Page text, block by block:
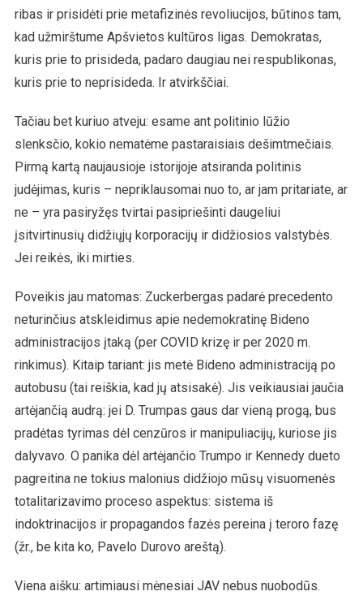
ribas ir prisidėti prie metafizinės revoliucijos, būtinos tam,
kad užmirštume Apšvietos kultūros ligas. Demokratas,
kuris prie to prisideda, padaro daugiau nei respublikonas,
kuris prie to neprisideda. Ir atvirkščiai.
Tačiau bet kuriuo atveju: esame ant politinio lūžio
slenksčio, kokio nematėme pastaraisiais dešimtmečiais.
Pirmą kartą naujausioje istorijoje atsiranda politinis
judėjimas, kuris – nepriklausomai nuo to, ar jam pritariate, ar
ne – yra pasiryžęs tvirtai pasipriešinti daugeliui
įsitvirtinusių didžiųjų korporacijų ir didžiosios valstybės.
Jei reikės, iki mirties.
Poveikis jau matomas: Zuckerbergas padarė precedento
neturinčius atskleidimus apie nedemokratinę Bideno
administracijos įtaką (per COVID krizę ir per 2020 m.
rinkimus). Kitaip tariant: jis metė Bideno administraciją po
autobusu (tai reiškia, kad jų atsisakė). Jis veikiausiai jaučia
artėjančią audrą: jei D. Trumpas gaus dar vieną progą, bus
pradėtas tyrimas dėl cenzūros ir manipuliacijų, kuriose jis
dalyvavo. O panika dėl artėjančio Trumpo ir Kennedy dueto
pagreitina ne tokius malonius didžiojo mūsų visuomenės
totalitarizavimo proceso aspektus: sistema iš
indoktrinacijos ir propagandos fazės pereina į teroro fazę
(žr., be kita ko, Pavelo Durovo areštą).
Viena aišku: artimiausi mėnesiai JAV nebus nuobodūs.